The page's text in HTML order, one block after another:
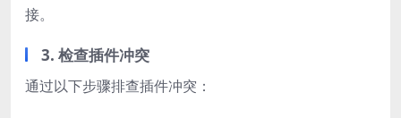
接。
3. 检查插件冲突
通过以下步骤排查插件冲突：